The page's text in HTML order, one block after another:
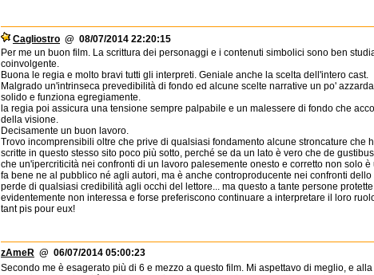
Cagliostro @ 08/07/2014 22:20:15
Per me un buon film. La scrittura dei personaggi e i contenuti simbolici sono ben
coinvolgente.
Buona le regia e molto bravi tutti gli interpreti. Geniale anche la scelta dell'intero cast.
Malgrado un'intrinseca prevedibilità di fondo ed alcune scelte narrative un po'
solido e funziona egregiamente.
la regia poi assicura una tensione sempre palpabile e un malessere di fondo che
della visione.
Decisamente un buon lavoro.
Trovo incomprensibili oltre che prive di qualsiasi fondamento alcune stroncature che
scritte in questo stesso sito poco più sotto, perché se da un lato è vero che de
che un'ipercriticità nei confronti di un lavoro palesemente onesto e corretto non solo
fa bene ne al pubblico né agli autori, ma è anche controproducente nei confronti
perde di qualsiasi credibilità agli occhi del lettore... ma questo a tante persone
evidentemente non interessa e forse preferiscono continuare a interpretare il loro
tant pis pour eux!
zAmeR @ 06/07/2014 05:00:23
Secondo me è esagerato più di 6 e mezzo a questo film. Mi aspettavo di meglio, e